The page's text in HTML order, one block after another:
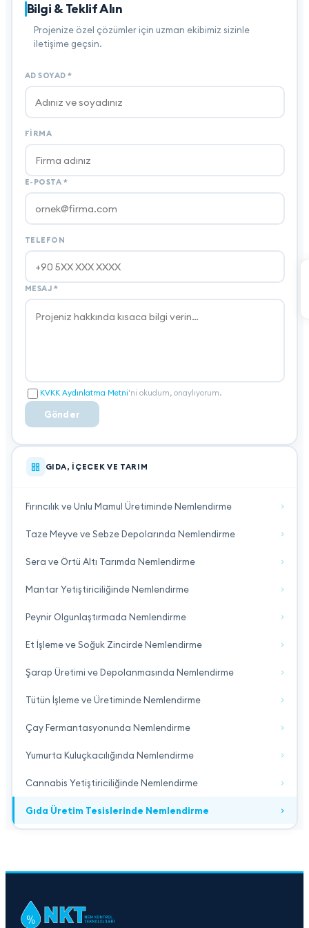
Bilgi & Teklif Alın
Projenize özel çözümler için uzman ekibimiz sizinle
iletişime geçsin.
AD SOYAD *
FIRMA
E-POSTA *
TELEFON
MESAJ *
KVKK Aydınlatma Metni'ni okudum, onaylıyorum.
Gönder
GIDA, İÇECEK VE TARIM
Fırıncılık ve Unlu Mamul Üretiminde Nemlendirme
Taze Meyve ve Sebze Depolarında Nemlendirme
Sera ve Örtü Altı Tarımda Nemlendirme
Mantar Yetiştiriciliğinde Nemlendirme
Peynir Olgunlaştırmada Nemlendirme
Et İşleme ve Soğuk Zincirde Nemlendirme
Şarap Üretimi ve Depolanmasında Nemlendirme
Tütün İşleme ve Üretiminde Nemlendirme
Çay Fermantasyonunda Nemlendirme
Yumurta Kuluçkacılığında Nemlendirme
Cannabis Yetiştiriciliğinde Nemlendirme
Gıda Üretim Tesislerinde Nemlendirme